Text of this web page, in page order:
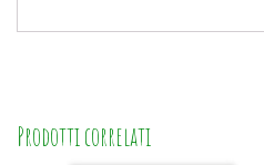
Prodotti correlati